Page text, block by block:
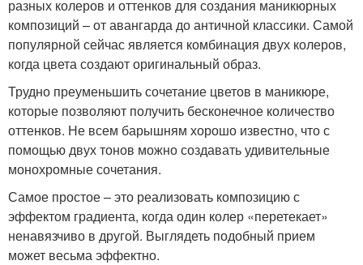
разных колеров и оттенков для создания маникюрных
композиций – от авангарда до античной классики. Самой
популярной сейчас является комбинация двух колеров,
когда цвета создают оригинальный образ.
Трудно преуменьшить сочетание цветов в маникюре,
которые позволяют получить бесконечное количество
оттенков. Не всем барышням хорошо известно, что с
помощью двух тонов можно создавать удивительные
монохромные сочетания.
Самое простое – это реализовать композицию с
эффектом градиента, когда один колер «перетекает»
ненавязчиво в другой. Выглядеть подобный прием
может весьма эффектно.